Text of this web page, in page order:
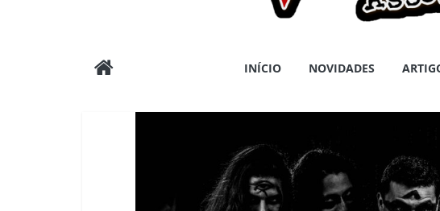
Wargods
Press
INÍCIO NOVIDADES